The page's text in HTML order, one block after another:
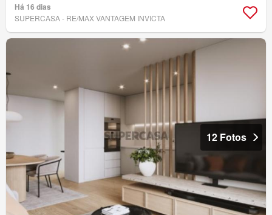
Há 16 dias
SUPERCASA - RE/MAX VANTAGEM INVICTA
12 Fotos